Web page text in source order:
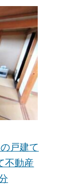
戸建て
不動産